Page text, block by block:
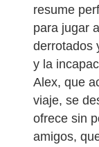
resume
para jugar
derrotados
y la
Alex, que
viaje, se
ofrece sin
amigos,